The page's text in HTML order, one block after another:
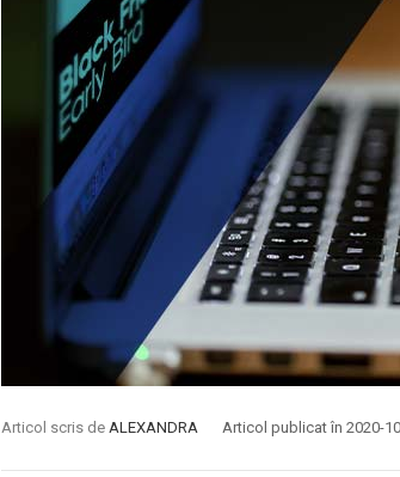
Articol scris de ALEXANDRA Articol publicat în 2020-